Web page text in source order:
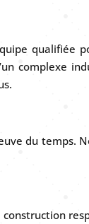
qualifiée
complexe
du temps.